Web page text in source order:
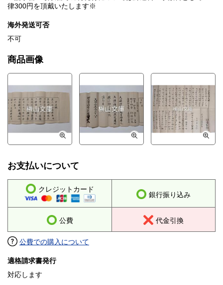
律300円を頂戴いたします※
海外発送可否
不可
商品画像
お支払いについて
クレジットカード
銀行振り込み
公費 代金引換
公費での購入について
適格請求書発行
対応します